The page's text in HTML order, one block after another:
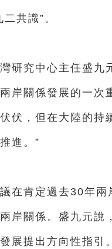
共識”。
究中心主任盛九
岸關係發展的一次
伏，但在大陸的持
進。”
肯定過去30年兩
岸關係。盛九元說
展提出方向性指引